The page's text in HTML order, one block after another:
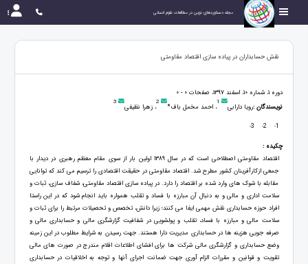
مجله دستاوردهای نوین در مطالعات علوم انسانی
نقش حسابداران در پیاده سازی اقتصاد مقاومتی
دوره 1، شماره 10، اسفند 1397، صفحات 0 - 0
نویسندگان :رویا دارابی 1، احمد مخمل باف* 2، زهرا نظیفی 3
1
-
2
-
3
-
چکیده :
اقتصاد مقاومتی اصطلاحی است که در سال 1389 اولین بار از سوی مقام معظم رهبری در دیدار با
جمعی ازکارآفرینان کشور مطرح شد. اقتصاد مقاومتی در حقیقت اقتصادی را ترسیم می کند که توانایی
مقابله با شوک های وارد شده بر اقتصاد را دارد. در پیاده سازی اقتصاد مقاومتی، شفاف سازی، ثبات و
سلامت اداری و مالی و به دنبال آن مبارزه با فساد و تقلب همواره باید انجام شود که در این راستا
افراد حوزه حسابداری نقش مهمی ایفا می کنند؛ زیرا دانش، تخصص و تحصیلات مرتبط را برای ثبات و
سلامت مالی و مبارزه با فساد، تقلب و پولشویی در شفافیت گزارشگری مالی و حسابداری مالی و
صرفه جویی هزینه ها در حسابداری مدیریت دارا هستند. جهت رسیدن به شرایط مطلوب در این زمینه
وضع حسابداری و گزارشگری مالی شرکت ها برای افشای اطلاعات اقلام مندرج در صورت های مالی
تقویت و قوانین و مقررات الزام آوری جهت ضمانت اجرای آنها و توجه به اخلاقیات در حسابداری